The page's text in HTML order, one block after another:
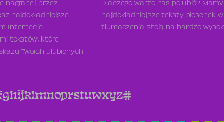
nagranej przez
najdokładniejsze
Internecie.
tekstów, które
Twoich ulubionych
Dlaczego warto nas polubić? Mamy
najdokładniejsze teksty piosenek
tłumaczenia stoją na bardzo
ghijklmnoprstuwxyz#